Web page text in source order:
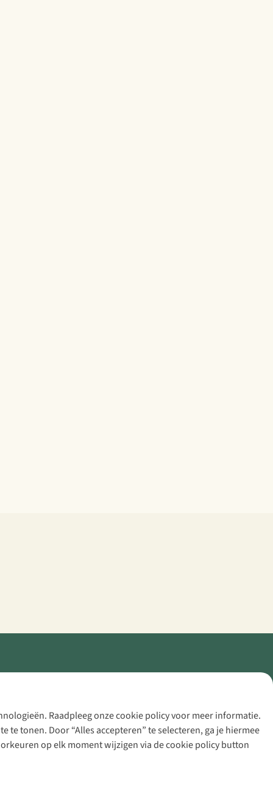
Raadpleeg onze cookie policy voor meer informatie.
tonen. Door “Alles accepteren” te selecteren, ga je hiermee
op elk moment wijzigen via de cookie policy button